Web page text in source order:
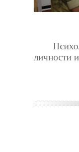
личности